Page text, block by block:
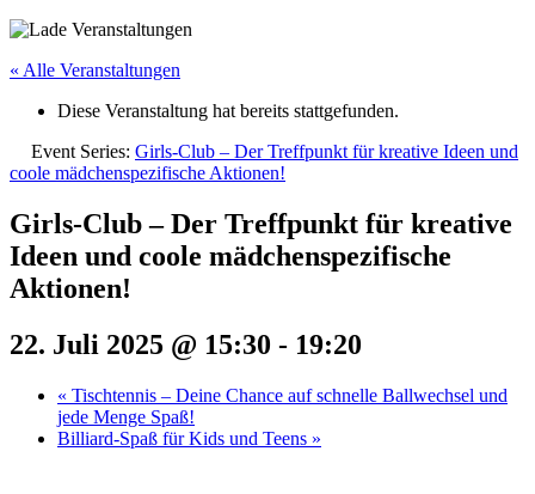
« Alle Veranstaltungen
Diese Veranstaltung hat bereits stattgefunden.
Event Series: Girls-Club – Der Treffpunkt für kreative Ideen und
coole mädchenspezifische Aktionen!
Girls-Club – Der Treffpunkt für kreative
Ideen und coole mädchenspezifische
Aktionen!
22. Juli 2025 @ 15:30 - 19:20
« Tischtennis – Deine Chance auf schnelle Ballwechsel und
jede Menge Spaß!
Billiard-Spaß für Kids und Teens »